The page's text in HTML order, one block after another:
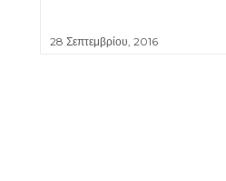
28 Σεπτεμβρίου, 2016